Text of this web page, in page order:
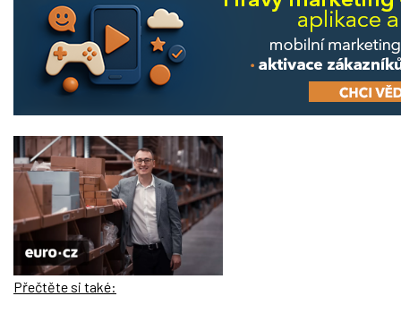
Přečtěte si také: